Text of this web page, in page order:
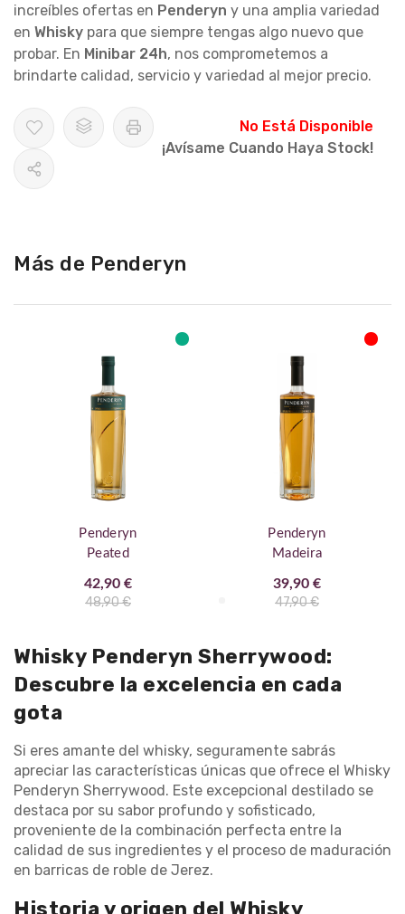
increíbles ofertas en Penderyn y una amplia variedad
en Whisky para que siempre tengas algo nuevo que
probar. En Minibar 24h, nos comprometemos a
brindarte calidad, servicio y variedad al mejor precio.
No Está Disponible
¡Avísame Cuando Haya Stock!
Más de Penderyn
Penderyn
Peated
42,90 €
48,90 €
Penderyn
Madeira
39,90 €
47,90 €
Whisky Penderyn Sherrywood:
Descubre la excelencia en cada
gota
Si eres amante del whisky, seguramente sabrás
apreciar las características únicas que ofrece el Whisky
Penderyn Sherrywood. Este excepcional destilado se
destaca por su sabor profundo y sofisticado,
proveniente de la combinación perfecta entre la
calidad de sus ingredientes y el proceso de maduración
en barricas de roble de Jerez.
Historia y origen del Whisky